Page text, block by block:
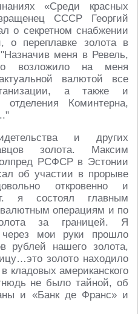
«Среди красных
СССР Георгий
о секретном снабжении
о переплавке золота в
меня в Ревель,
возложило на меня
валютой все
а также и
отделения Коминтерна,
и других
золота. Максим
РСФСР в Эстонии
об участии в прорыве
откровенно и
я состоял главным
операциям и по
за границей. Я
мои руки прошло
рублей нашего золота,
золото находило
кладовых американского
не было тайной, об
и «Банк де Франс» и